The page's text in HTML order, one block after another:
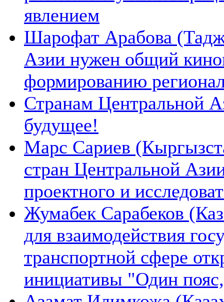
явлением
Шарофат Арабова
Азии нужен общий
формированию
Странам Центральной
будущее!
Марс Сариев
стран Центральной
проектного и
Жумабек Сарабеков
для взаимодействия
транспортной сфере
инициативы "Один